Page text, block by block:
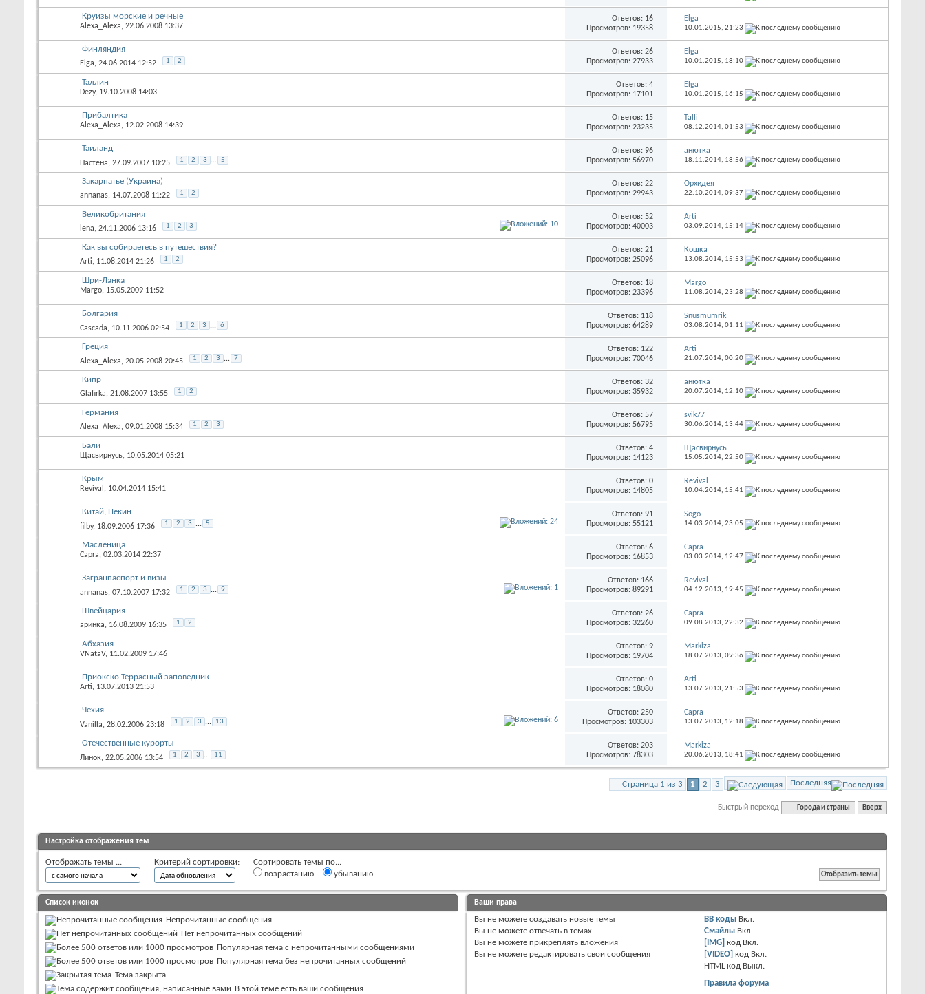
Круизы морские и речные
Alexa_Alexa, 22.06.2008 13:37
Ответов: 16
Просмотров: 19358
Elga
10.01.2015, 21:23
Финляндия
Elga, 24.06.2014 12:52 1 2
Ответов: 26
Просмотров: 27933
Elga
10.01.2015, 18:10
Таллин
Dezy, 19.10.2008 14:03
Ответов: 4
Просмотров: 17101
Elga
10.01.2015, 16:15
Прибалтика
Alexa_Alexa, 12.02.2008 14:39
Ответов: 15
Просмотров: 23235
Talli
08.12.2014, 01:53
Таиланд
Настёна, 27.09.2007 10:25 1 2 3 ... 5
Ответов: 96
Просмотров: 56970
анютка
18.11.2014, 18:56
Закарпатье (Украина)
annanas, 14.07.2008 11:22 1 2
Ответов: 22
Просмотров: 29943
Орхидея
22.10.2014, 09:37
Великобритания
lena, 24.11.2006 13:16 1 2 3
Ответов: 52
Просмотров: 40003
Arti
03.09.2014, 15:14
Как вы собираетесь в путешествия?
Arti, 11.08.2014 21:26 1 2
Ответов: 21
Просмотров: 25096
Кошка
13.08.2014, 15:53
Шри-Ланка
Margo, 15.05.2009 11:52
Ответов: 18
Просмотров: 23396
Margo
11.08.2014, 23:28
Болгария
Cascada, 10.11.2006 02:54 1 2 3 ... 6
Ответов: 118
Просмотров: 64289
Snusmumrik
03.08.2014, 01:11
Греция
Alexa_Alexa, 20.05.2008 20:45 1 2 3 ... 7
Ответов: 122
Просмотров: 70046
Arti
21.07.2014, 00:20
Кипр
Glafirka, 21.08.2007 13:55 1 2
Ответов: 32
Просмотров: 35932
анютка
20.07.2014, 12:10
Германия
Alexa_Alexa, 09.01.2008 15:34 1 2 3
Ответов: 57
Просмотров: 56795
svik77
30.06.2014, 13:44
Бали
Щасвирнусь, 10.05.2014 05:21
Ответов: 4
Просмотров: 14123
Щасвирнусь
15.05.2014, 22:50
Крым
Revival , 10.04.2014 15:41
Ответов: 0
Просмотров: 14805
Revival
10.04.2014, 15:41
Китай, Пекин
filby, 18.09.2006 17:36 1 2 3 ... 5
Ответов: 91
Просмотров: 55121
Sogo
14.03.2014, 23:05
Масленица
Capra, 02.03.2014 22:37
Ответов: 6
Просмотров: 16853
Capra
03.03.2014, 12:47
Загранпаспорт и визы
annanas, 07.10.2007 17:32 1 2 3 ... 9
Ответов: 166
Просмотров: 89291
Revival
04.12.2013, 19:45
Швейцария
аринка, 16.08.2009 16:35 1 2
Ответов: 26
Просмотров: 32260
Capra
09.08.2013, 22:32
Абхазия
VNataV, 11.02.2009 17:46
Ответов: 9
Просмотров: 19704
Markiza
18.07.2013, 09:36
Приокско-Террасный заповедник
Arti, 13.07.2013 21:53
Ответов: 0
Просмотров: 18080
Arti
13.07.2013, 21:53
Чехия
Vanilla, 28.02.2006 23:18 1 2 3 ... 13
Ответов: 250
Просмотров: 103303
Capra
13.07.2013, 12:18
Отечественные курорты
Линок, 22.05.2006 13:54 1 2 3 ... 11
Ответов: 203
Просмотров: 78303
Markiza
20.06.2013, 18:41
Страница 1 из 3 1 2 3 Последняя
Быстрый переход Города и страны Вверх
Настройка отображения тем
Отображать темы ... Критерий сортировки:
Сортировать темы по...
возрастанию
убыванию
Список иконок
Непрочитанные сообщения
Нет непрочитанных сообщений
Популярная тема с непрочитанными сообщениями
Популярная тема без непрочитанных сообщений
Тема закрыта
В этой теме есть ваши сообщения
Ваши права
Вы не можете создавать новые темы
Вы не можете отвечать в темах
Вы не можете прикреплять вложения
Вы не можете редактировать свои сообщения
BB коды Вкл.
Смайлы Вкл.
[IMG] код Вкл.
[VIDEO] код Вкл.
HTML код Выкл.
Правила форума